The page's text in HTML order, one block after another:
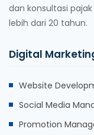
dan konsultasi
lebih dari 20 tahun.
Digital
Website
Social Media
Promotion